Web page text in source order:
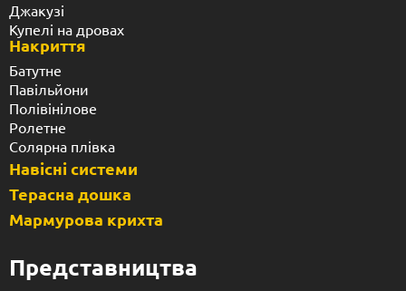
Джакузі
Купелі на дровах
Накриття
Батутне
Павільйони
Полівінілове
Ролетне
Солярна плівка
Навісні системи
Терасна дошка
Мармурова крихта
Представництва